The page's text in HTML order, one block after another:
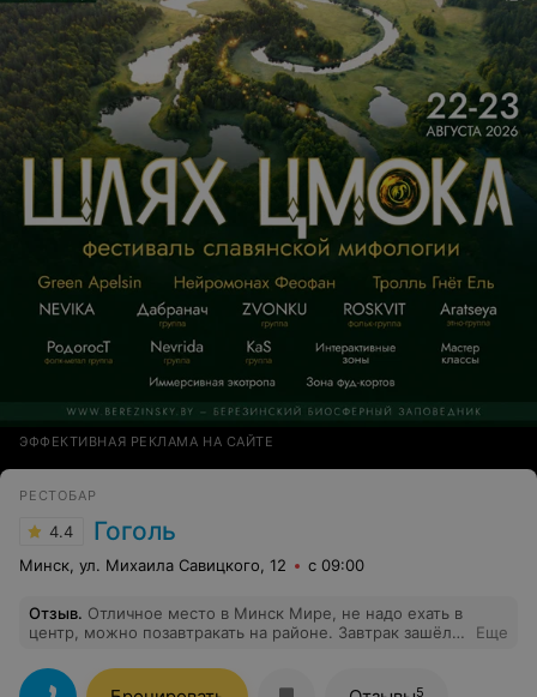
ЭФФЕКТИВНАЯ РЕКЛАМА НА САЙТЕ
РЕСТОБАР
4.4 Гоголь
Минск, ул. Михаила Савицкого, 12 с 09:00
Отзыв. Отличное место в Минск Мире, не надо ехать в
центр, можно позавтракать на районе. Завтрак зашёл
блюда.
Еще
5